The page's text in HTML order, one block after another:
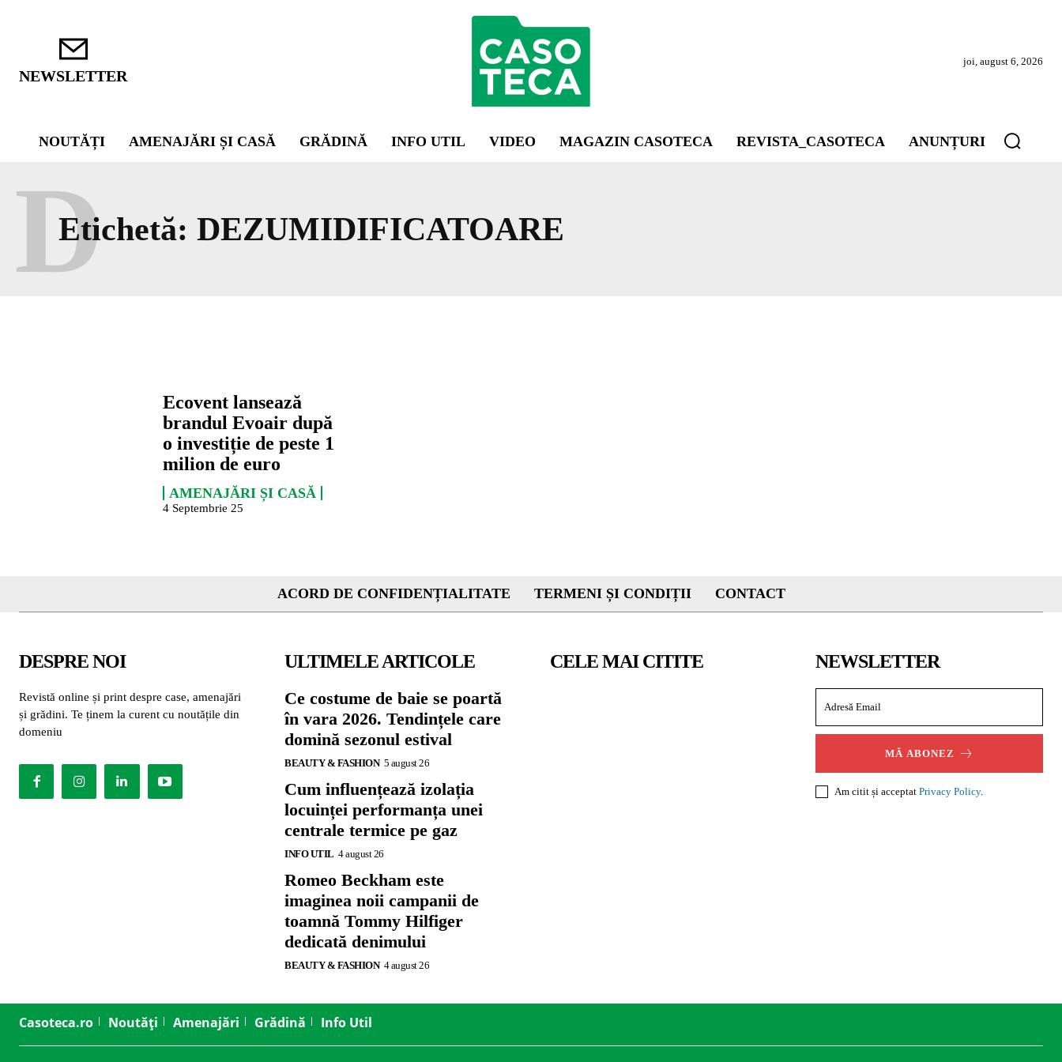
NEWSLETTER
joi, august 6, 2026
NOUTĂȚI AMENAJĂRI ȘI CASĂ GRĂDINĂ INFO UTIL VIDEO MAGAZIN CASOTECA REVISTA_CASOTECA ANUNȚURI
Etichetă: DEZUMIDIFICATOARE
D
Ecovent lansează
brandul Evoair după
o investiție de peste 1
milion de euro
AMENAJĂRI ȘI CASĂ
4 Septembrie 25
ACORD DE CONFIDENȚIALITATE TERMENI ȘI CONDIȚII CONTACT
DESPRE NOI
Revistă online și print despre case, amenajări
și grădini. Te ținem la curent cu noutățile din
domeniu
ULTIMELE ARTICOLE
Ce costume de baie se poartă
în vara 2026. Tendințele care
domină sezonul estival
BEAUTY & FASHION 5 august 26
Cum influențează izolația
locuinței performanța unei
centrale termice pe gaz
INFO UTIL 4 august 26
Romeo Beckham este
imaginea noii campanii de
toamnă Tommy Hilfiger
dedicată denimului
BEAUTY & FASHION 4 august 26
CELE MAI CITITE NEWSLETTER
MĂ ABONEZ
Am citit și acceptat Privacy Policy.
Casoteca.ro Noutăți Amenajări Grădină Info Util